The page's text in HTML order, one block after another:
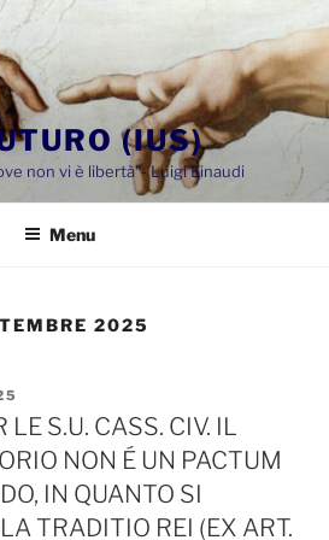
(IUS)
non vi è libertà"- Luigi Einaudi
Menu
2025
S.U. CASS. CIV. IL
NON É UN PACTUM
IN QUANTO SI
TRADITIO REI (EX ART.